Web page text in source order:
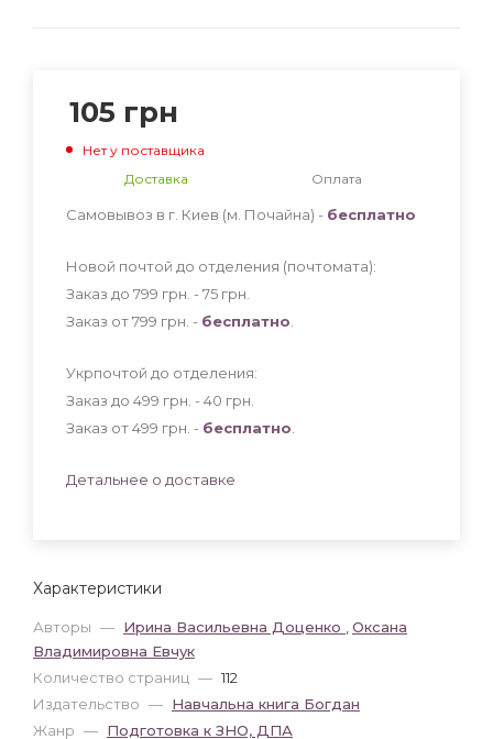
Характеристики
Авторы — Ирина Васильевна Доценко
Оксана
Владимировна Евчук
Количество страниц — 112
Издательство — Навчальна книга Богдан
Жанр — Подготовка к ЗНО, ДПА
105 грн
Нет у поставщика
Доставка
Оплата
Самовывоз в г. Киев (м. Почайна) - бесплатно
Новой почтой до отделения (почтомата):
Заказ до 799 грн. - 75 грн
Заказ от 799 грн. - бесплатно
Укрпочтой до отделения:
Заказ до 499 грн. - 40 грн
Заказ от 499 грн. - бесплатно
Детальнее о доставке